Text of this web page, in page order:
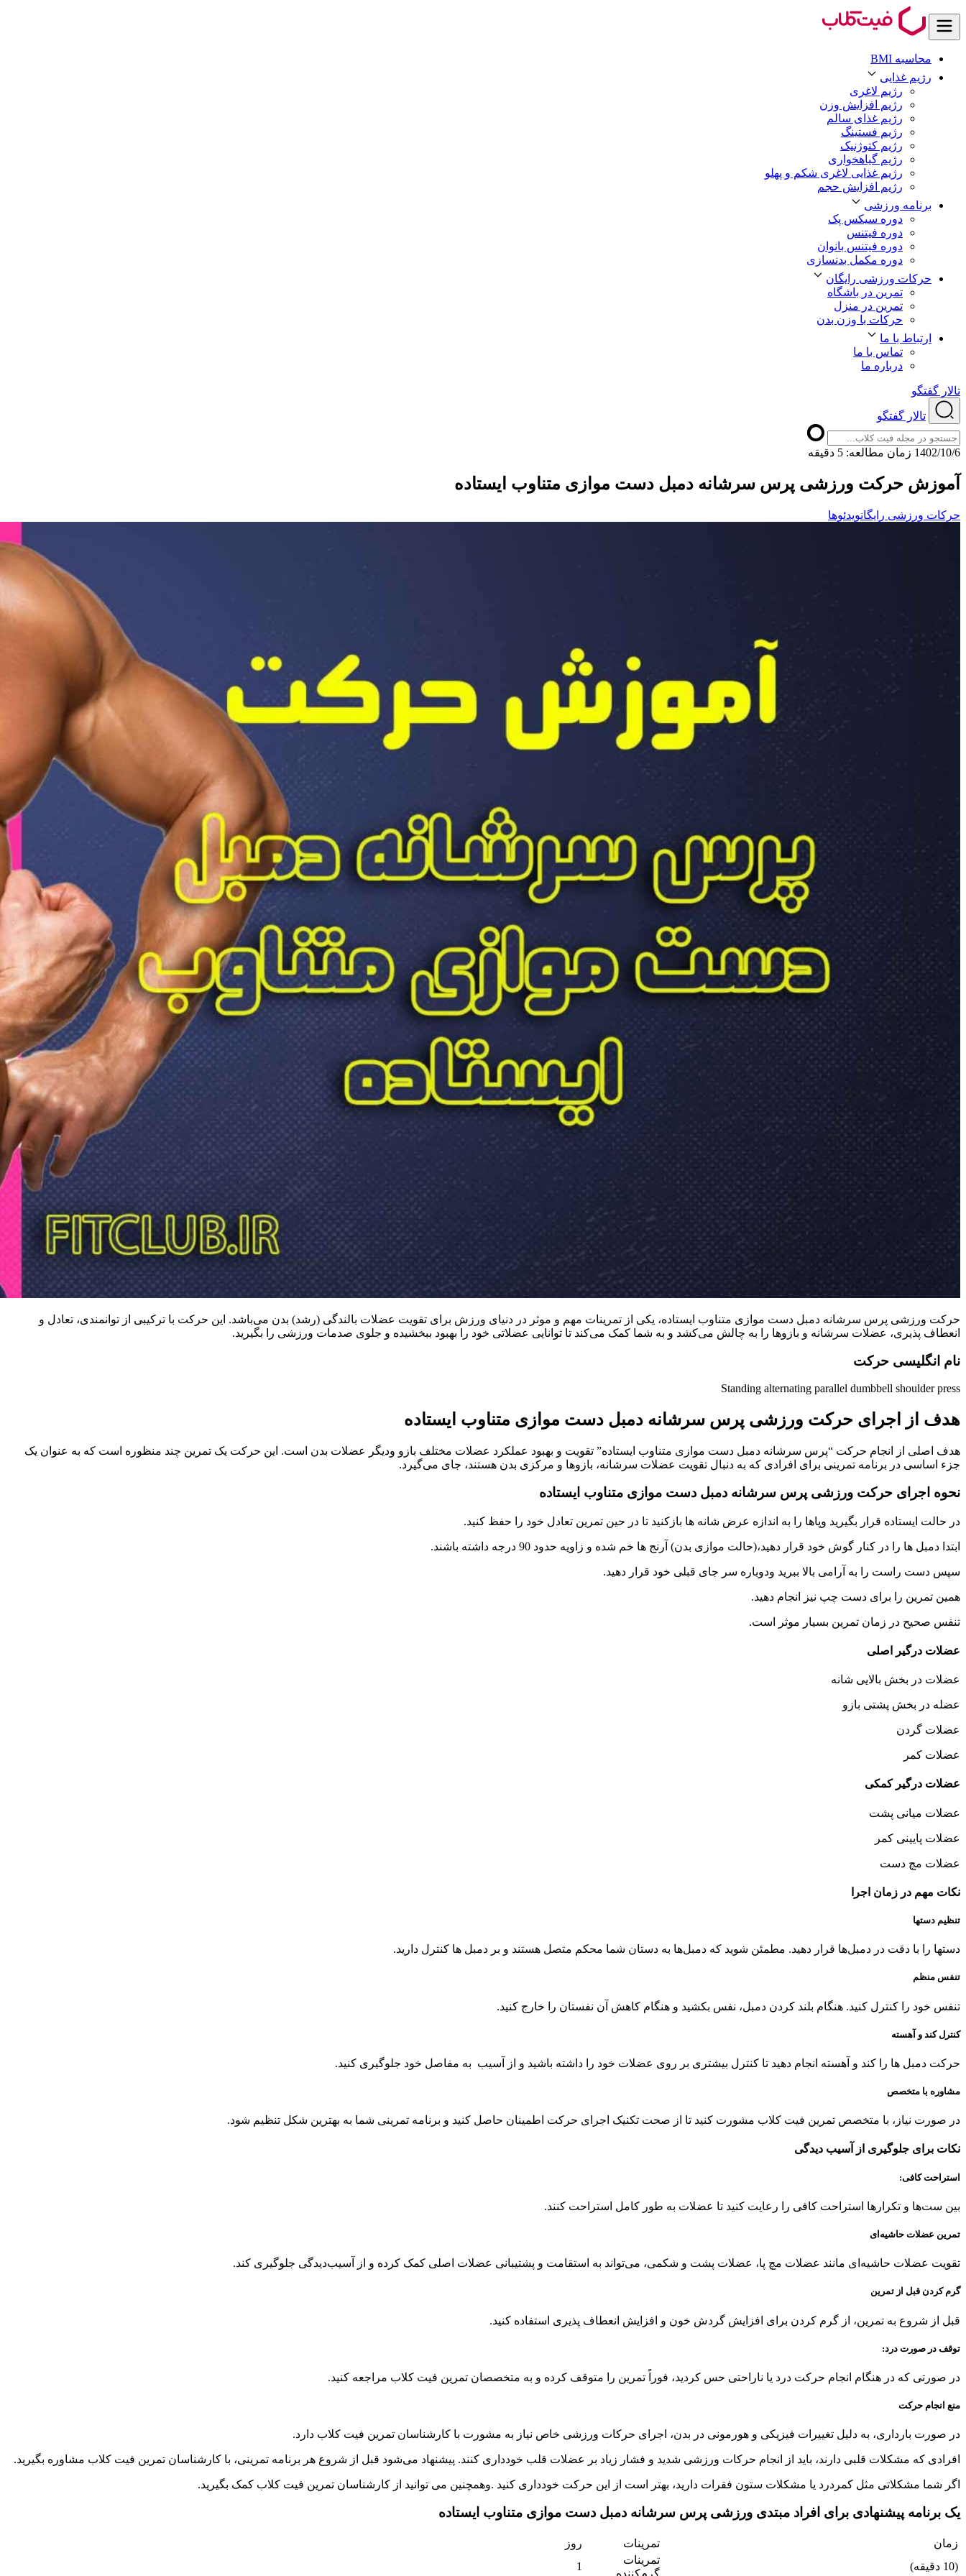
محاسبه BMI
رژیم غذایی
رژیم لاغری
رژیم افزایش وزن
رژیم غذای سالم
رژیم فستینگ
رژیم کتوژنیک
رژیم گیاهخواری
رژیم غذایی لاغری شکم و پهلو
رژیم افزایش حجم
برنامه ورزشی
دوره سیکس پک
دوره فیتنس
دوره فیتنس بانوان
دوره مکمل بدنسازی
حرکات ورزشی رایگان
تمرین در باشگاه
تمرین در منزل
حرکات با وزن بدن
ارتباط با ما
تماس با ما
درباره ما
تالار گفتگو
تالار گفتگو
1402/10/6 ﺯﻣﺎﻥ ﻣﻄﺎﻟﻌﻪ: 5 دقیقه
آموزش حرکت ورزشی پرس سرشانه دمبل دست موازی متناوب ایستاده
حرکات ورزشی رایگانویدئوها
حرکت ورزشی پرس سرشانه دمبل دست موازی متناوب ایستاده، یکی از تمرینات مهم و موثر در دنیای ورزش برای تقویت عضلات بالندگی (رشد) بدن می‌باشد. این حرکت با ترکیبی از توانمندی، تعادل و
انعطاف پذیری، عضلات سرشانه و بازوها را به چالش می‌کشد و به شما کمک می‌کند تا توانایی عضلاتی خود را بهبود ببخشیده و جلوی صدمات ورزشی را بگیرید.
نام انگلیسی حرکت
Standing alternating parallel dumbbell shoulder press
هدف از اجرای حرکت ورزشی پرس سرشانه دمبل دست موازی متناوب ایستاده
هدف اصلی از انجام حرکت “پرس سرشانه دمبل دست موازی متناوب ایستاده” تقویت و بهبود عملکرد عضلات مختلف بازو ودیگر عضلات بدن است. این حرکت یک تمرین چند منظوره است که به عنوان یک
جزء اساسی در برنامه تمرینی برای افرادی که به دنبال تقویت عضلات سرشانه، بازوها و مرکزی بدن هستند، جای می‌گیرد.
نحوه اجرای حرکت ورزشی پرس سرشانه دمبل دست موازی متناوب ایستاده
در حالت ایستاده قرار بگیرید وپاها را به اندازه عرض شانه ها بازکنید تا در حین تمرین تعادل خود را حفظ کنید.
ابتدا دمبل ها را در کنار گوش خود قرار دهید،(حالت موازی بدن) آرنج ها خم شده و زاویه حدود 90 درجه داشته باشند.
سپس دست راست را به آرامی بالا ببرید ودوباره سر جای قبلی خود قرار دهید.
همین تمرین را برای دست چپ نیز انجام دهید.
تنفس صحیح در زمان تمرین بسیار موثر است.
عضلات درگیر اصلی
عضلات در بخش بالایی شانه
عضله در بخش پشتی بازو
عضلات گردن
عضلات کمر
عضلات درگیر کمکی
عضلات میانی پشت
عضلات پایینی کمر
عضلات مچ دست
نکات مهم در زمان اجرا
تنظیم دستها
دستها را با دقت در دمبل‌ها قرار دهید. مطمئن شوید که دمبل‌ها به دستان شما محکم متصل هستند و بر دمبل ها کنترل دارید.
تنفس منظم
تنفس خود را کنترل کنید. هنگام بلند کردن دمبل، نفس بکشید و هنگام کاهش آن نفستان را خارج کنید.
کنترل کند و آهسته
حرکت دمبل ها را کند و آهسته انجام دهید تا کنترل بیشتری بر روی عضلات خود را داشته باشید و از آسیب به مفاصل خود جلوگیری کنید.
مشاوره با متخصص
در صورت نیاز، با متخصص تمرین فیت کلاب مشورت کنید تا از صحت تکنیک اجرای حرکت اطمینان حاصل کنید و برنامه تمرینی شما به بهترین شکل تنظیم شود.
نکات برای جلوگیری از آسیب دیدگی
استراحت کافی:
بین ست‌ها و تکرارها استراحت کافی را رعایت کنید تا عضلات به طور کامل استراحت کنند.
تمرین عضلات حاشیه‌ای
تقویت عضلات حاشیه‌ای مانند عضلات مچ پا، عضلات پشت و شکمی، می‌تواند به استقامت و پشتیبانی عضلات اصلی کمک کرده و از آسیب‌دیدگی جلوگیری کند.
گرم کردن قبل از تمرین
قبل از شروع به تمرین، از گرم کردن برای افزایش گردش خون و افزایش انعطاف پذیری استفاده کنید.
توقف در صورت درد:
در صورتی که در هنگام انجام حرکت درد یا ناراحتی حس کردید، فوراً تمرین را متوقف کرده و به متخصصان تمرین فیت کلاب مراجعه کنید.
منع انجام حرکت
در صورت بارداری، به دلیل تغییرات فیزیکی و هورمونی در بدن، اجرای حرکات ورزشی خاص نیاز به مشورت با کارشناسان تمرین فیت کلاب دارد.
افرادی که مشکلات قلبی دارند، باید از انجام حرکات ورزشی شدید و فشار زیاد بر عضلات قلب خودداری کنند. پیشنهاد می‌شود قبل از شروع هر برنامه تمرینی، با کارشناسان تمرین فیت کلاب مشاوره بگیرید.
اگر شما مشکلاتی مثل کمردرد یا مشکلات ستون فقرات دارید، بهتر است از این حرکت خودداری کنید .وهمچنین می توانید از کارشناسان تمرین فیت کلاب کمک بگیرید.
یک برنامه پیشنهادی برای افراد مبتدی ورزشی پرس سرشانه دمبل دست موازی متناوب ایستاده
زمان تمرینات
روز
(10 دقیقه)
تمرینات
گرم‌کننده
1